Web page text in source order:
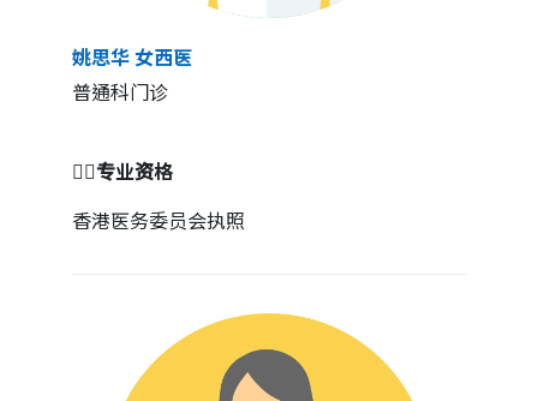
姚思华 女西医
普通科门诊
👩‍⚕️专业资格
香港医务委员会执照